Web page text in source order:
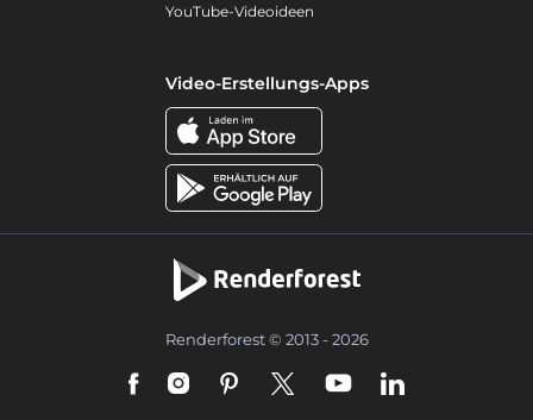
YouTube-Videoideen
Video-Erstellungs-Apps
Renderforest © 2013 - 2026